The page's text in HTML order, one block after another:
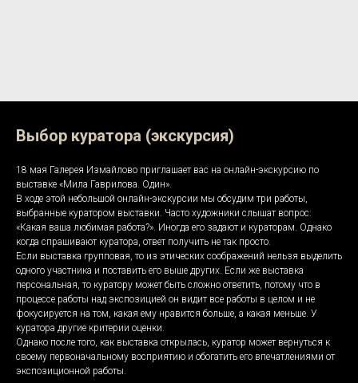
Выбор куратора (экскурсия)
18 мая Галерея Измайлово приглашает вас на онлайн-экскурсию по
выставке «Мила Гаврилова. Один».
В ходе этой небольшой онлайн-экскурсии мы обсудим три работы,
выбранные куратором выставки. Часто художники слышат вопрос:
«Какая ваша любимая работа?». Иногда его задают и кураторам. Однако
когда спрашивают куратора, ответ получить не так просто.
Если выставка групповая, то из этических соображений нельзя выделить
одного участника и поставить его выше других. Если же выставка
персональная, то куратору может быть сложно ответить, потому что в
процессе работы над экспозицией он видит все работы в целом и не
фокусируется на том, какая ему нравится больше, а какая меньше. У
куратора другие критерии оценки.
Однако после того, как выставка открылась, куратор может вернуться к
своему первоначальному восприятию и обогатить его впечатлениями от
экспозиционной работы.